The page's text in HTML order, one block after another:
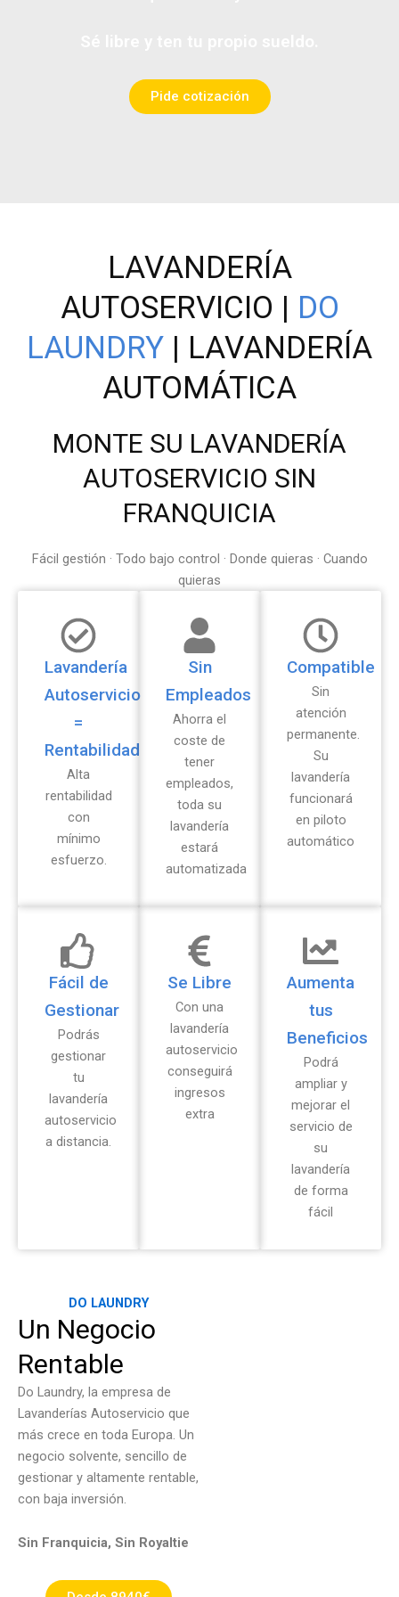
Pide cotización
LAVANDERÍA
AUTOSERVICIO | DO
LAUNDRY | LAVANDERÍA
AUTOMÁTICA
MONTE SU LAVANDERÍA
AUTOSERVICIO SIN
FRANQUICIA
Fácil gestión · Todo bajo control · Donde quieras · Cuando
quieras
Lavandería
Autoservicio
=
Rentabilidad
Alta
rentabilidad
con
mínimo
esfuerzo.
Sin
Empleados
Ahorra el
coste de
tener
empleados,
toda su
lavandería
estará
automatizada
Compatible
Sin
atención
permanente.
Su
lavandería
funcionará
en piloto
automático
Fácil de
Gestionar
Podrás
gestionar
tu
lavandería
autoservicio
a distancia.
Se Libre
Con una
lavandería
autoservicio
conseguirá
ingresos
extra
Aumenta
tus
Beneficios
Podrá
ampliar y
mejorar el
servicio de
su
lavandería
de forma
fácil
DO LAUNDRY
Un Negocio
Rentable
Do Laundry, la empresa de
Lavanderías Autoservicio que
más crece en toda Europa. Un
negocio solvente, sencillo de
gestionar y altamente rentable,
con baja inversión.
Sin Franquicia, Sin Royaltie